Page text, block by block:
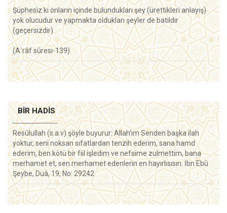
Şüphesiz ki onların içinde bulundukları şey (ürettikleri anlayış)
yok olucudur ve yapmakta oldukları şeyler de batıldır
(geçersizdir)
(A`râf sûresi-139)
BIR HADIS
Resûlullah (s.a.v) şöyle buyurur: Allah'ım Senden başka ilah
yoktur, seni noksan sıfatlardan tenzih ederim, sana hamd
ederim, ben kötü bir fiil işledim ve nefsime zulmettim, bana
merhamet et, sen merhamet edenlerin en hayırlısısın. İbn Ebû
Şeybe, Duâ, 19, No: 29242